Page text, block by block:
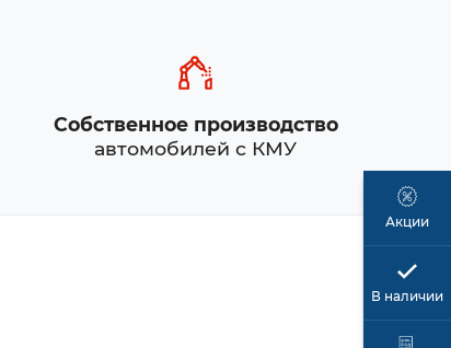
Собственное производство
автомобилей с КМУ
Акции
В наличии